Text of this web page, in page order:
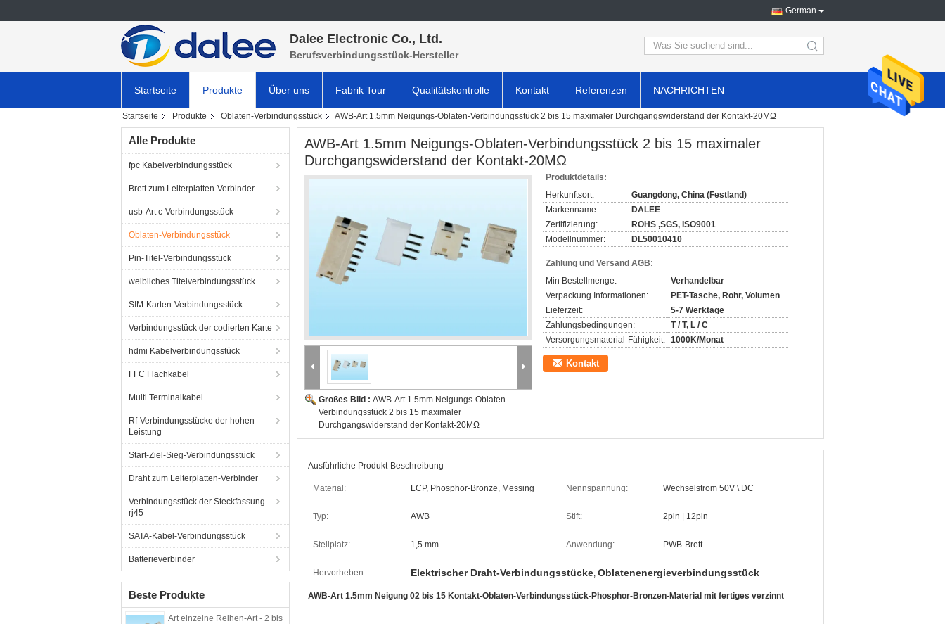
German
Dalee Electronic Co., Ltd.
Berufsverbindungsstück-Hersteller search
Startseite Produkte Über uns Fabrik Tour Qualitätskontrolle Kontakt Referenzen NACHRICHTEN
Startseite Produkte Oblaten-Verbindungsstück AWB-Art 1.5mm Neigungs-Oblaten-Verbindungsstück 2 bis 15 maximaler Durchgangswiderstand der Kontakt-20MΩ
Alle Produkte
fpc Kabelverbindungsstück
Brett zum Leiterplatten-Verbinder
usb-Art c-Verbindungsstück
Oblaten-Verbindungsstück
Pin-Titel-Verbindungsstück
weibliches Titelverbindungsstück
SIM-Karten-Verbindungsstück
Verbindungsstück der codierten Karte
hdmi Kabelverbindungsstück
FFC Flachkabel
Multi Terminalkabel
Rf-Verbindungsstücke der hohen
Leistung
Start-Ziel-Sieg-Verbindungsstück
Draht zum Leiterplatten-Verbinder
Verbindungsstück der Steckfassung
rj45
SATA-Kabel-Verbindungsstück
Batterieverbinder
Beste Produkte
Art einzelne Reihen-Art - 2 bis
AWB-Art 1.5mm Neigungs-Oblaten-Verbindungsstück 2 bis 15 maximaler
Durchgangswiderstand der Kontakt-20MΩ
Großes Bild : AWB-Art 1.5mm Neigungs-Oblaten-
Verbindungsstück 2 bis 15 maximaler
Durchgangswiderstand der Kontakt-20MΩ
Produktdetails:
Herkunftsort:
Guangdong, China (Festland)
Markenname:
DALEE
Zertifizierung:
ROHS ,SGS, ISO9001
Modellnummer:
DL50010410
Zahlung und Versand AGB:
Min Bestellmenge:
Verhandelbar
Verpackung Informationen:
PET-Tasche, Rohr, Volumen
Lieferzeit:
5-7 Werktage
Zahlungsbedingungen:
T / T, L / C
Versorgungsmaterial-Fähigkeit: 1000K/Monat
Kontakt
Ausführliche Produkt-Beschreibung
Material: LCP, Phosphor-Bronze, Messing Nennspannung: Wechselstrom 50V \ DC
Typ: AWB Stift: 2pin | 12pin
Stellplatz: 1,5 mm Anwendung: PWB-Brett
Hervorheben: Elektrischer Draht-Verbindungsstücke, Oblatenenergieverbindungsstück
AWB-Art 1.5mm Neigung 02 bis 15 Kontakt-Oblaten-Verbindungsstück-Phosphor-Bronzen-Material mit fertiges verzinnt